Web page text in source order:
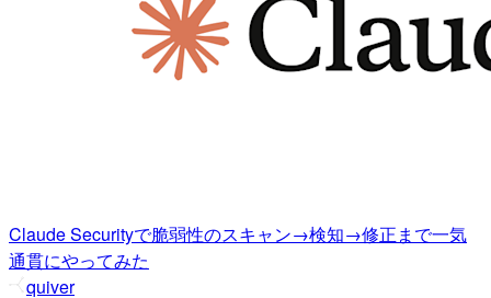
Claude Securityで脆弱性のスキャン→検知→修正まで一気
通貫にやってみた
quiver